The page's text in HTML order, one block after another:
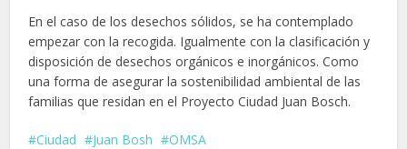
En el caso de los desechos sólidos, se ha contemplado
empezar con la recogida. Igualmente con la clasificación y
disposición de desechos orgánicos e inorgánicos. Como
una forma de asegurar la sostenibilidad ambiental de las
familias que residan en el Proyecto Ciudad Juan Bosch.
Ciudad Juan Bosh OMSA